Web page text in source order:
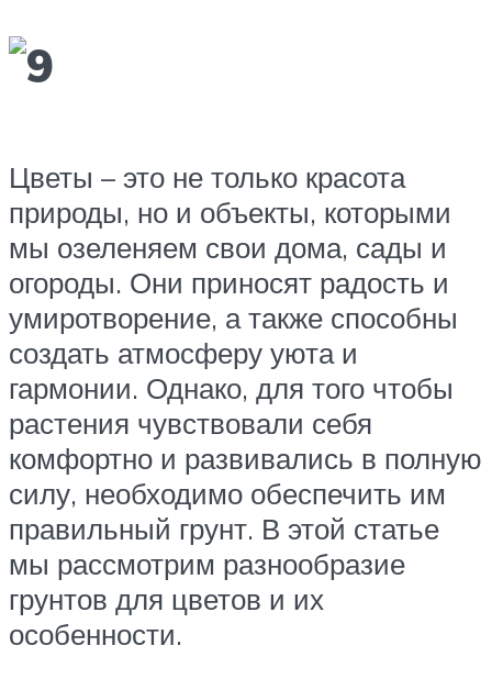
Цветы – это не только красота
природы, но и объекты, которыми
мы озеленяем свои дома, сады и
огороды. Они приносят радость и
умиротворение, а также способны
создать атмосферу уюта и
гармонии. Однако, для того чтобы
растения чувствовали себя
комфортно и развивались в полную
силу, необходимо обеспечить им
правильный грунт. В этой статье
мы рассмотрим разнообразие
грунтов для цветов и их
особенности.